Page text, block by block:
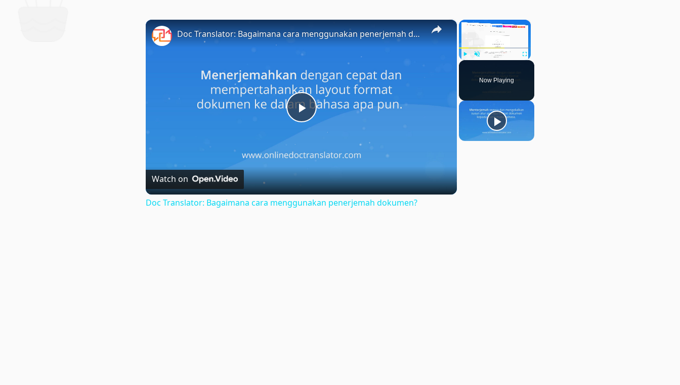
×
Fullscreen
Now Playing
×
Play
Video
Doc Translator: Bagaimana cara menggunakan penerjemah dokumen?
Watch on
Doc Translator: Bagaimana cara menggunakan penerjemah dokumen?